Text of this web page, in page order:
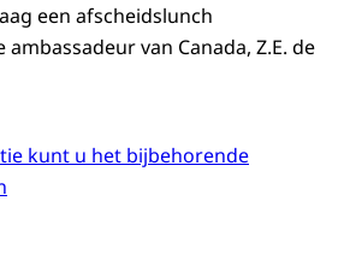
een afscheidslunch
van Canada, Z.E. de
kunt u het bijbehorende